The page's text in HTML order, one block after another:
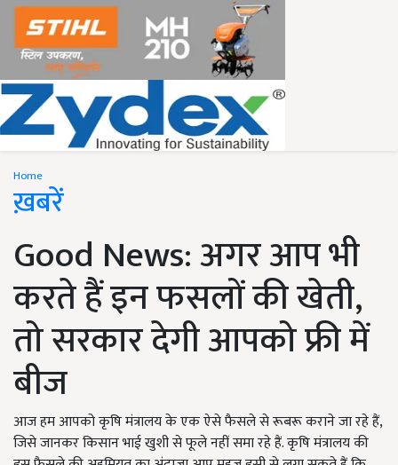
Home
ख़बरें
Good News: अगर आप भी
करते हैं इन फसलों की खेती,
तो सरकार देगी आपको फ्री में
बीज
आज हम आपको कृषि मंत्रालय के एक ऐसे फैसले से रूबरू कराने जा रहे हैं,
जिसे जानकर किसान भाई खुशी से फूले नहीं समा रहे हैं. कृषि मंत्रालय की